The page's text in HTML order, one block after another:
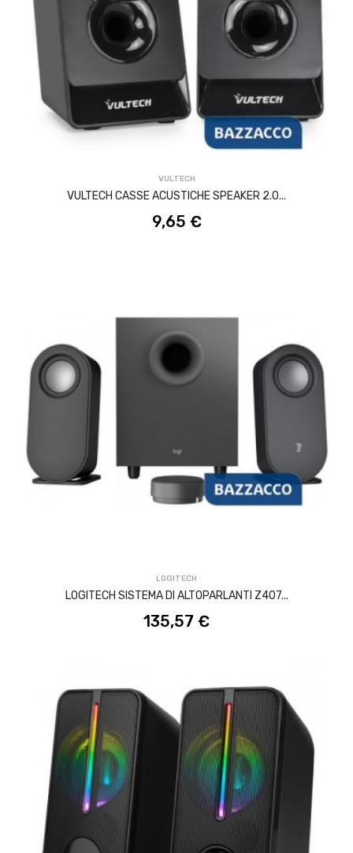
VULTECH
VULTECH CASSE ACUSTICHE SPEAKER 2.0...
9,65 €
ACQUISTA
LOGITECH
LOGITECH SISTEMA DI ALTOPARLANTI Z407...
135,57 €